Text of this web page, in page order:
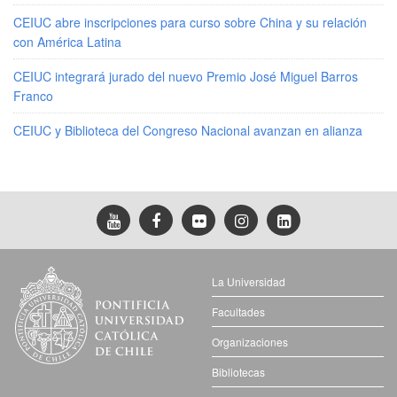
CEIUC abre inscripciones para curso sobre China y su relación
con América Latina
CEIUC integrará jurado del nuevo Premio José Miguel Barros
Franco
CEIUC y Biblioteca del Congreso Nacional avanzan en alianza
La Universidad
Facultades
Organizaciones
Bibliotecas